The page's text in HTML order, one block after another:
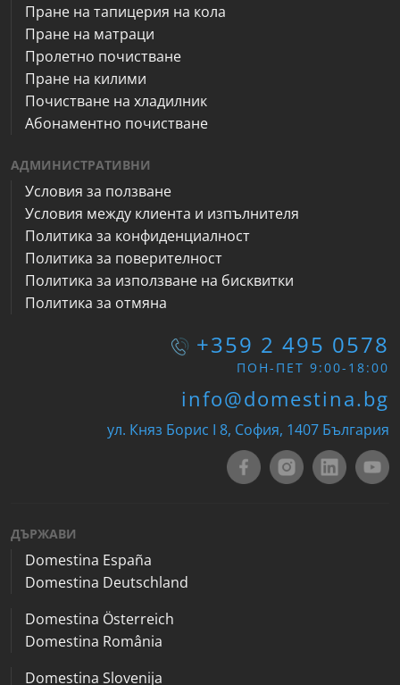
Пране на тапицерия на кола
Пране на матраци
Пролетно почистване
Пране на килими
Почистване на хладилник
Абонаментно почистване
АДМИНИСТРАТИВНИ
Условия за ползване
Условия между клиента и изпълнителя
Политика за конфиденциалност
Политика за поверителност
Политика за използване на бисквитки
Политика за отмяна
+359 2 495 0578
ПОН-ПЕТ 9:00-18:00
info@domestina.bg
ул. Княз Борис I 8, София, 1407 България
ДЪРЖАВИ
Domestina España
Domestina Deutschland
Domestina Österreich
Domestina România
Domestina Slovenija